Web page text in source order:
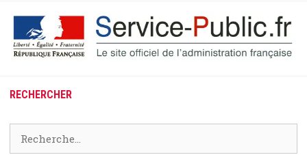
RECHERCHER
Rechercher :